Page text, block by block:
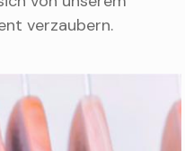
verzaubern.